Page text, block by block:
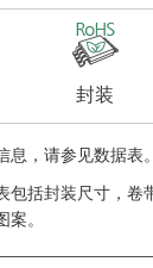
封装
息，请参见数据表。
包括封装尺寸，卷
。